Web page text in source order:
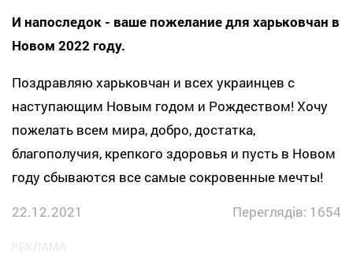
И напоследок - ваше пожелание для харьковчан в
Новом 2022 году.
Поздравляю харьковчан и всех украинцев с
наступающим Новым годом и Рождеством! Хочу
пожелать всем мира, добро, достатка,
благополучия, крепкого здоровья и пусть в Новом
году сбываются все самые сокровенные мечты!
22.12.2021
Переглядів: 1654